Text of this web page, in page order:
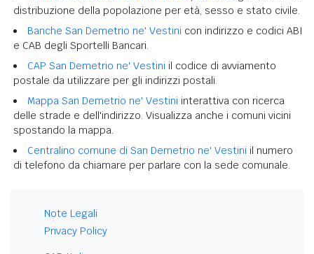
distribuzione della popolazione per età, sesso e stato civile.
Banche San Demetrio ne' Vestini con indirizzo e codici ABI
e CAB degli Sportelli Bancari.
CAP San Demetrio ne' Vestini il codice di avviamento
postale da utilizzare per gli indirizzi postali.
Mappa San Demetrio ne' Vestini interattiva con ricerca
delle strade e dell'indirizzo. Visualizza anche i comuni vicini
spostando la mappa.
Centralino comune di San Demetrio ne' Vestini il numero
di telefono da chiamare per parlare con la sede comunale.
Note Legali
Privacy Policy